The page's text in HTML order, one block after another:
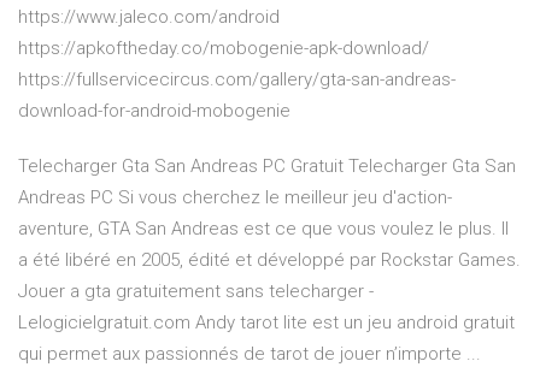
https://www.jaleco.com/android
https://apkoftheday.co/mobogenie-apk-download/
https://fullservicecircus.com/gallery/gta-san-andreas-
download-for-android-mobogenie
Telecharger Gta San Andreas PC Gratuit Telecharger Gta San
Andreas PC Si vous cherchez le meilleur jeu d'action-
aventure, GTA San Andreas est ce que vous voulez le plus. Il
a été libéré en 2005, édité et développé par Rockstar Games.
Jouer a gta gratuitement sans telecharger -
Lelogicielgratuit.com Andy tarot lite est un jeu android gratuit
qui permet aux passionnés de tarot de jouer n’importe ...